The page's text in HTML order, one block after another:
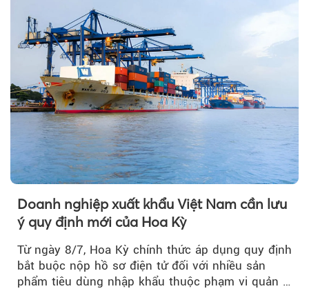
Doanh nghiệp xuất khẩu Việt Nam cần lưu
ý quy định mới của Hoa Kỳ
Từ ngày 8/7, Hoa Kỳ chính thức áp dụng quy định
bắt buộc nộp hồ sơ điện tử đối với nhiều sản
phẩm tiêu dùng nhập khẩu thuộc phạm vi quản lý